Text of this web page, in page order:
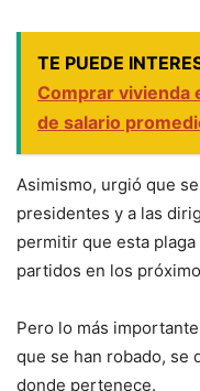
TE PUEDE
Comprar vivienda
de salario
Asimismo, urgió que
presidentes y a las
permitir que esta
partidos en los
Pero lo más
que se han robado, se
donde pertenece.